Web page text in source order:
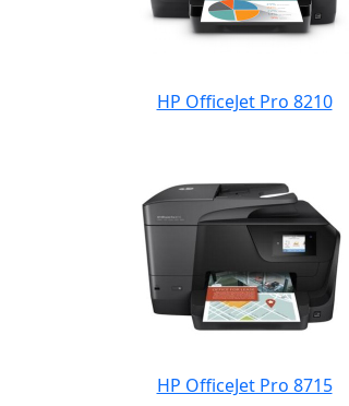
HP OfficeJet Pro 8210
HP OfficeJet Pro 8715